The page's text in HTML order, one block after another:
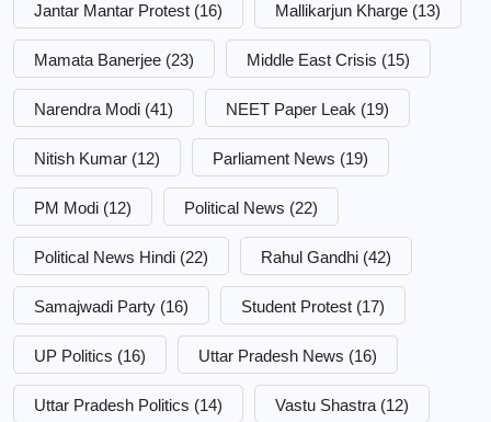
Jantar Mantar Protest (16) Mallikarjun Kharge (13)
Mamata Banerjee (23) Middle East Crisis (15)
Narendra Modi (41) NEET Paper Leak (19)
Nitish Kumar (12) Parliament News (19)
PM Modi (12) Political News (22)
Political News Hindi (22) Rahul Gandhi (42)
Samajwadi Party (16) Student Protest (17)
UP Politics (16) Uttar Pradesh News (16)
Uttar Pradesh Politics (14) Vastu Shastra (12)